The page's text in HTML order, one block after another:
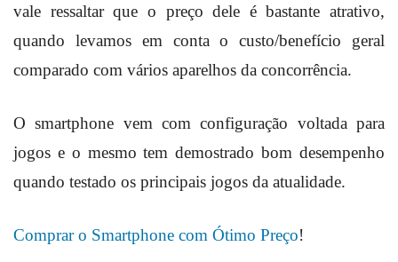
vale ressaltar que o preço dele é bastante atrativo,
quando levamos em conta o custo/benefício geral
comparado com vários aparelhos da concorrência.
O smartphone vem com configuração voltada para
jogos e o mesmo tem demostrado bom desempenho
quando testado os principais jogos da atualidade.
Comprar o Smartphone com Ótimo Preço!